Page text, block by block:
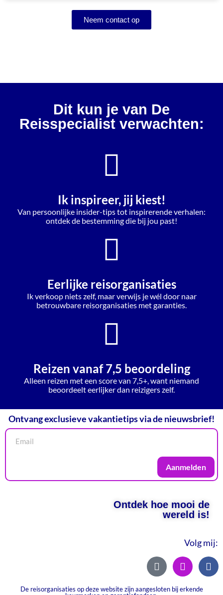
Neem contact op
Dit kun je van De
Reisspecialist verwachten:
Ik inspireer, jij kiest!
Van persoonlijke insider-tips tot inspirerende verhalen:
ontdek de bestemming die bij jou past!
Eerlijke reisorganisaties
Ik verkoop niets zelf, maar verwijs je wél door naar
betrouwbare reisorganisaties met garanties.
Reizen vanaf 7,5 beoordeling
Alleen reizen met een score van 7,5+, want niemand
beoordeelt eerlijker dan reizigers zelf.
Ontvang exclusieve vakantietips via de nieuwsbrief!
Aanmelden
Ontdek hoe mooi de
wereld is!
Volg mij:
De reisorganisaties op deze website zijn aangesloten bij erkende